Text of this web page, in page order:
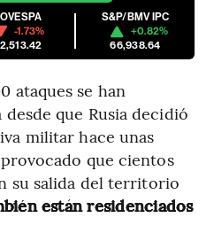
-1.73%
S&P/BMV IPC
+0.82%
66,938.64
ataques se han
que Rusia decidió
militar hace unas
que cientos
su salida del territorio
están residenciados